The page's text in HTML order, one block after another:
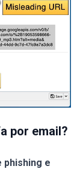
por email?
phishing e